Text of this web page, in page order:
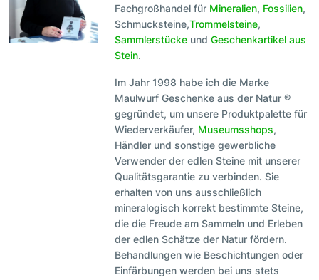
Fachgroßhandel für Mineralien, Fossilien,
Schmucksteine,Trommelsteine,
Sammlerstücke undGeschenkartikel aus
Stein.
Im Jahr 1998 habe ich die Marke
Maulwurf Geschenke aus der Natur ®
gegründet, um unsere Produktpalette für
Wiederverkäufer, Museumsshops,
Händler und sonstige gewerbliche
Verwender der edlen Steine mit unserer
Qualitätsgarantie zu verbinden. Sie
erhalten von uns ausschließlich
mineralogisch korrekt bestimmte Steine,
die die Freude am Sammeln und Erleben
der edlen Schätze der Natur fördern.
Behandlungen wie Beschichtungen oder
Einfärbungen werden bei uns stets